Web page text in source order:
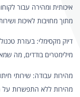
איכותית ומהירה עבור
מתוך מחויבות לאיכות
דיוק מקסימלי: בעזרת
מילימטרים בודדים, מה
מהירות עבודה: שירותי
מהירות ללא התפשרות על